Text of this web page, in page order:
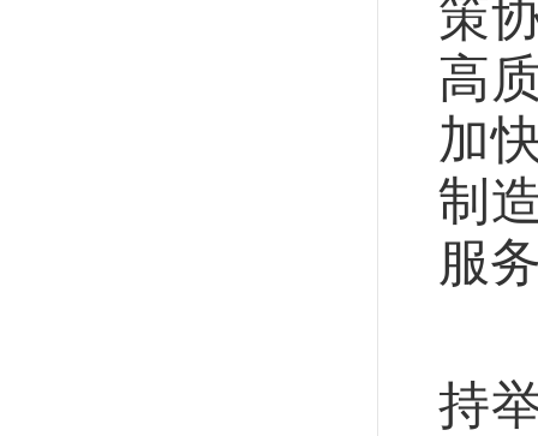
策
高
加
制
服
持